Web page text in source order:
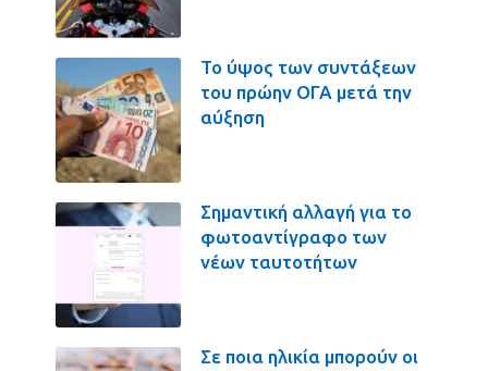
Το ύψος των συντάξεων
του πρώην ΟΓΑ μετά την
αύξηση
Σημαντική αλλαγή για το
φωτοαντίγραφο των
νέων ταυτοτήτων
Σε ποια ηλικία μπορούν οι